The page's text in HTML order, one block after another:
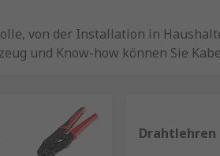
von der Installation in
und Know-how können Sie
Drähten aufgebaut. Je nach
Drahtlehren